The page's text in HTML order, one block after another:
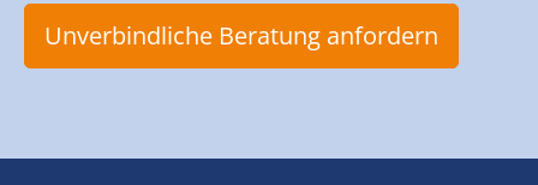
Unverbindliche Beratung anfordern